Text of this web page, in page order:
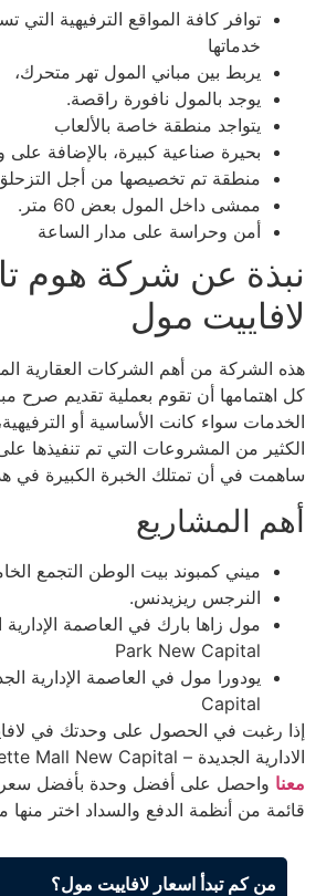
توافر كافة المواقع الترفيهية التي
خدماتها
يربط بين مباني المول تهر متحرك،
يوجد بالمول نافورة راقصة.
يتواجد منطقة خاصة بالألعاب
بحيرة صناعية كبيرة، بالإضافة
منطقة تم تخصيصها من أجل
ممشى داخل المول بعض 60 متر.
أمن وحراسة على مدار الساعة
نبذة عن شركة هوم
لافاييت مول
هذه الشركة من أهم الشركات العقارية
كل اهتمامها أن تقوم بعملية تقديم صرح
الخدمات سواء كانت الأساسية أو الترفيهية،
الكثير من المشروعات التي تم تنفيذها
ساهمت في أن تمتلك الخبرة الكبيرة في
أهم المشاريع
ميني كمبوند بيت الوطن التجمع
النرجس ريزيدنس.
Park New Capital
Capital
إذا رغبت في الحصول على وحدتك في
الادارية الجديدة – LaFayette Mall New Capital
معنا واحصل على أفضل وحدة بأفضل
قائمة من أنظمة الدفع والسداد اختر
من كم تبدأ اسعار لافاييت مول؟